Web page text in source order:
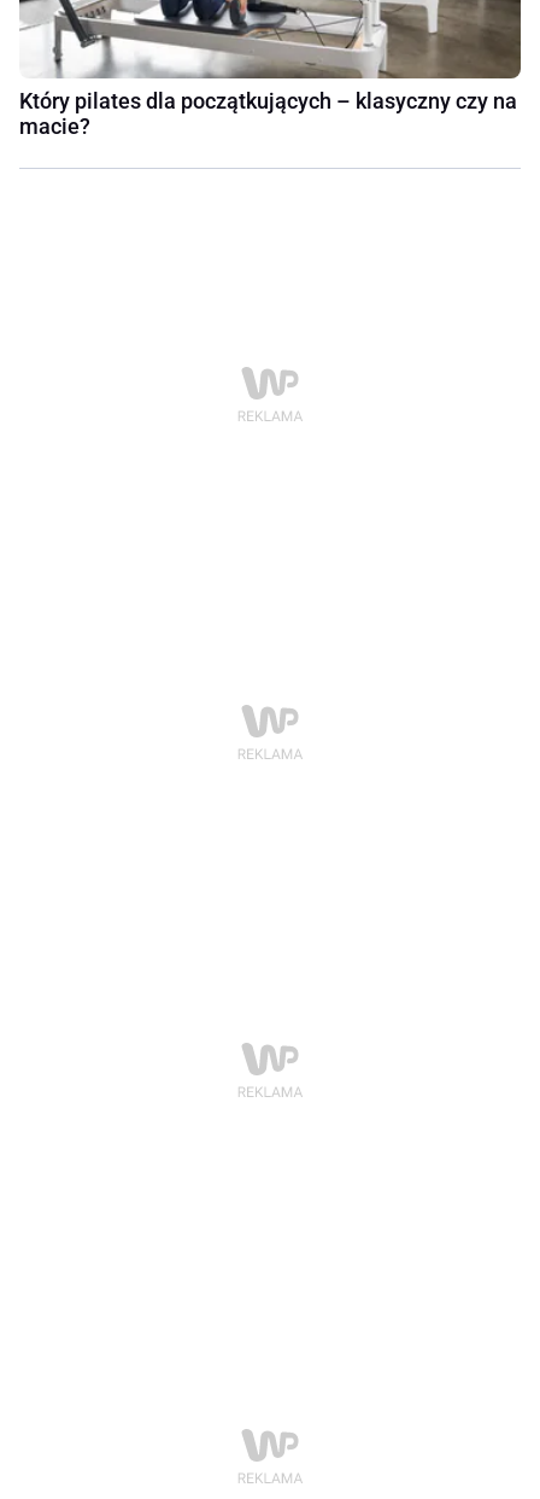
Który pilates dla początkujących – klasyczny czy na
macie?